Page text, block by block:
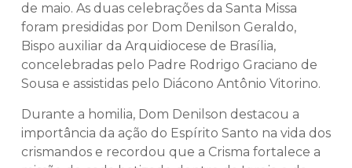
de maio. As duas celebrações da Santa Missa
foram presididas por Dom Denilson Geraldo,
Bispo auxiliar da Arquidiocese de Brasília,
concelebradas pelo Padre Rodrigo Graciano de
Sousa e assistidas pelo Diácono Antônio Vitorino.
Durante a homilia, Dom Denilson destacou a
importância da ação do Espírito Santo na vida dos
crismandos e recordou que a Crisma fortalece a